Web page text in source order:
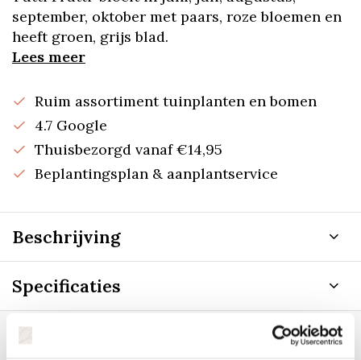
september, oktober met paars, roze bloemen en
heeft groen, grijs blad.
Lees meer
Ruim assortiment tuinplanten en bomen
4.7 Google
Thuisbezorgd vanaf €14,95
Beplantingsplan & aanplantservice
Beschrijving
Specificaties
Staat uw plantsoort of maat er niet